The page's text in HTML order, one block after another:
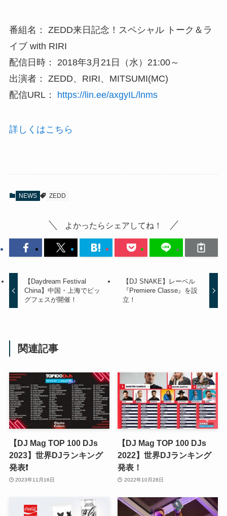
番組名： ZEDD来日記念！スペシャル トーク＆ラ
イブ with RIRI
配信日時： 2018年3月21日（水）21:00～
出演者： ZEDD、RIRI、MITSUMI(MC)
配信URL：
https://lin.ee/axgyIL/lnms
詳しくはこちら
NEWS ZEDD
よかったらシェアしてね！
【Daydream Festival
China】中国・上海でビッ
グフェスが開催！
【DJ SNAKE】レーベル
『Premiere Classe』を設
立！
関連記事
【DJ Mag TOP 100 DJs
2023】世界DJランキング
発表❗️
2023年11月16日
【DJ Mag TOP 100 DJs
2022】世界DJランキング
発表！
2022年10月28日